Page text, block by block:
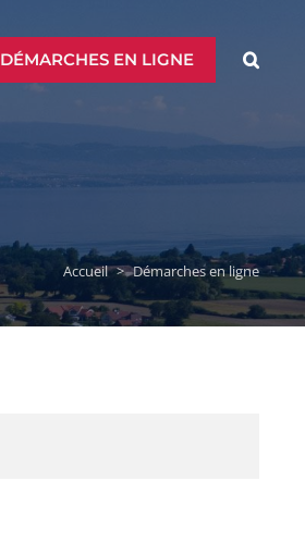
DÉMARCHES EN LIGNE
Accueil > Démarches en ligne